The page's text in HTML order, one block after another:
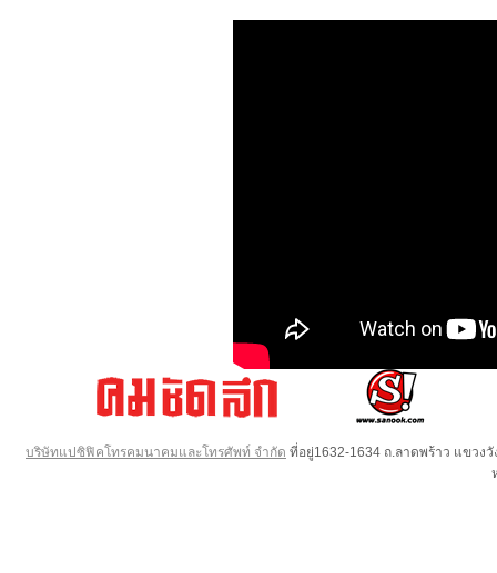
บริษัทแปซิฟิคโทรคมนาคมและโทรศัพท์ จำกัด ที่อยู่1632-1634 ถ.ลาดพร้าว แขวง